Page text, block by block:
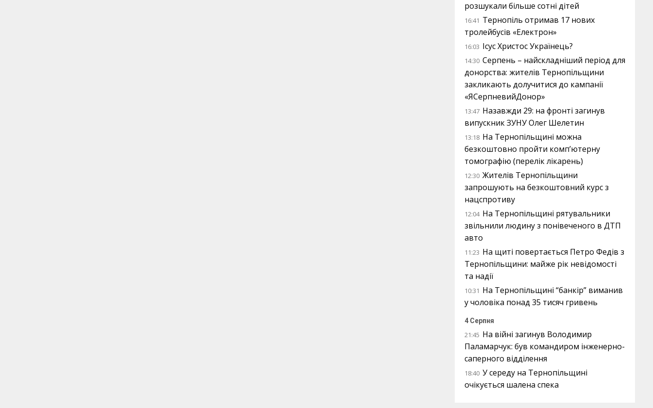
розшукали більше сотні дітей
16:41 Тернопіль отримав 17 нових
тролейбусів «Електрон»
16:03 Ісус Христос Українець?
14:30 Серпень – найскладніший період для
донорства: жителів Тернопільщини
закликають долучитися до кампанії
«ЯСерпневийДонор»
13:47 Назавжди 29: на фронті загинув
випускник ЗУНУ Олег Шелетин
13:18 На Тернопільщині можна
безкоштовно пройти комп’ютерну
томографію (перелік лікарень)
12:30 Жителів Тернопільщини
запрошують на безкоштовний курс з
нацспротиву
12:04 На Тернопільщині рятувальники
звільнили людину з понівеченого в ДТП
авто
11:23 На щиті повертається Петро Федів з
Тернопільщини: майже рік невідомості
та надії
10:31 На Тернопільщині “банкір” виманив
у чоловіка понад 35 тисяч гривень
4 Серпня
21:45 На війні загинув Володимир
Паламарчук: був командиром інженерно-
саперного відділення
18:40 У середу на Тернопільщині
очікується шалена спека